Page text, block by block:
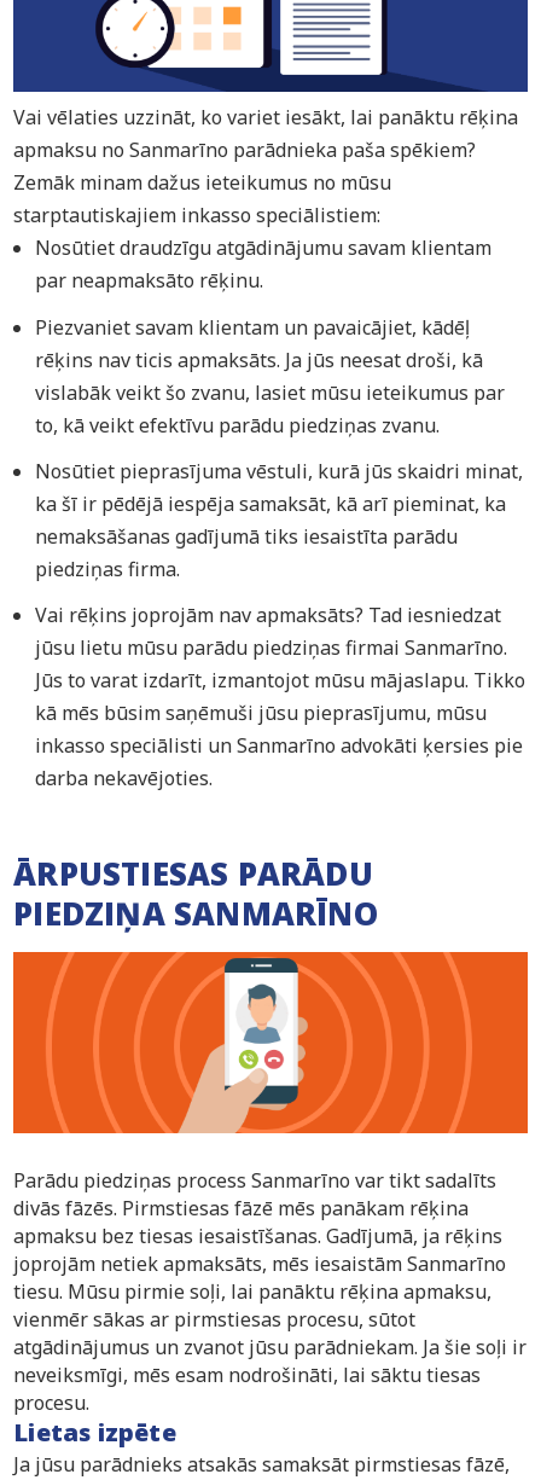
Vai vēlaties uzzināt, ko variet iesākt, lai panāktu rēķina
apmaksu no Sanmarīno parādnieka paša spēkiem?
Zemāk minam dažus ieteikumus no mūsu
starptautiskajiem inkasso speciālistiem:
Nosūtiet draudzīgu atgādinājumu savam klientam
par neapmaksāto rēķinu.
Piezvaniet savam klientam un pavaicājiet, kādēļ
rēķins nav ticis apmaksāts. Ja jūs neesat droši, kā
vislabāk veikt šo zvanu, lasiet mūsu ieteikumus par
to, kā veikt efektīvu parādu piedziņas zvanu.
Nosūtiet pieprasījuma vēstuli, kurā jūs skaidri minat,
ka šī ir pēdējā iespēja samaksāt, kā arī pieminat, ka
nemaksāšanas gadījumā tiks iesaistīta parādu
piedziņas firma.
Vai rēķins joprojām nav apmaksāts? Tad iesniedzat
jūsu lietu mūsu parādu piedziņas firmai Sanmarīno.
Jūs to varat izdarīt, izmantojot mūsu mājaslapu. Tikko
kā mēs būsim saņēmuši jūsu pieprasījumu, mūsu
inkasso speciālisti un Sanmarīno advokāti ķersies pie
darba nekavējoties.
ĀRPUSTIESAS PARĀDU
PIEDZIŅA SANMARĪNO
Parādu piedziņas process Sanmarīno var tikt sadalīts
divās fāzēs. Pirmstiesas fāzē mēs panākam rēķina
apmaksu bez tiesas iesaistīšanas. Gadījumā, ja rēķins
joprojām netiek apmaksāts, mēs iesaistām Sanmarīno
tiesu. Mūsu pirmie soļi, lai panāktu rēķina apmaksu,
vienmēr sākas ar pirmstiesas procesu, sūtot
atgādinājumus un zvanot jūsu parādniekam. Ja šie soļi ir
neveiksmīgi, mēs esam nodrošināti, lai sāktu tiesas
procesu.
Lietas izpēte
Ja jūsu parādnieks atsakās samaksāt pirmstiesas fāzē,